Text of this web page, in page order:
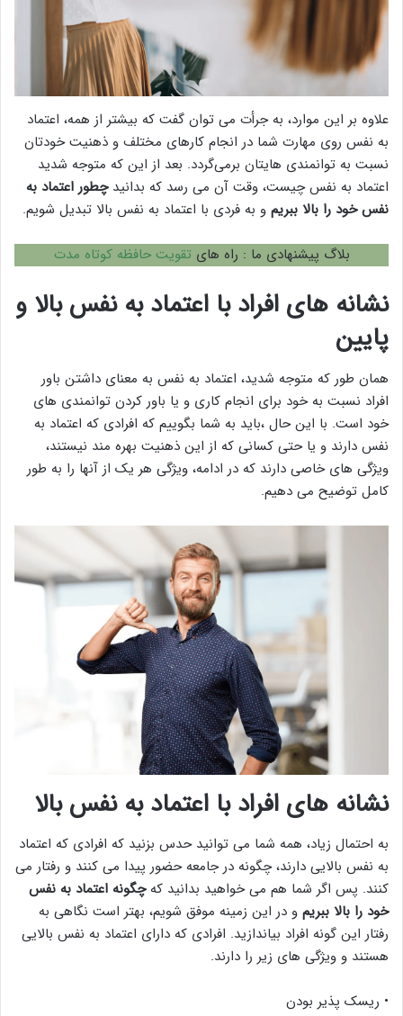
علاوه بر این موارد، به جرأت می توان گفت که بیشتر از همه، اعتماد
به نفس روی مهارت شما در انجام کارهای مختلف و ذهنیت خودتان
نسبت به توانمندی هایتان برمی‌گردد. بعد از این که متوجه شدید
اعتماد به نفس چیست، وقت آن می رسد که بدانیدچطور اعتماد به
نفس خود را بالا ببریم و به فردی با اعتماد به نفس بالا تبدیل شویم.
بلاگ پیشنهادی ما : راه های تقویت حافظه کوتاه مدت
نشانه های افراد با اعتماد به نفس بالا و
پایین
همان طور که متوجه شدید، اعتماد به نفس به معنای داشتن باور
افراد نسبت به خود برای انجام کاری و یا باور کردن توانمندی های
خود است. با این حال ،باید به شما بگوییم که افرادی که اعتماد به
نفس دارند و یا حتی کسانی که از این ذهنیت بهره مند نیستند،
ویژگی های خاصی دارند که در ادامه، ویژگی هر یک از آنها را به طور
کامل توضیح می دهیم.
نشانه های افراد با اعتماد به نفس بالا
به احتمال زیاد، همه شما می توانید حدس بزنید که افرادی که اعتماد
به نفس بالایی دارند، چگونه در جامعه حضور پیدا می کنند و رفتار می
کنند. پس اگر شما هم می خواهید بدانید کهچگونه اعتماد به نفس
خود را بالا ببریم و در این زمینه موفق شویم، بهتر است نگاهی به
رفتار این گونه افراد بیاندازید. افرادی که دارای اعتماد به نفس بالایی
هستند و ویژگی های زیر را دارند.
• ریسک پذیر بودن